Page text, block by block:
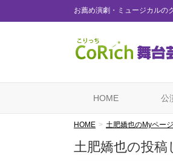
お薦め演劇・ミュージカルの
HOME 公
HOME 土肥嬌也のMyページ
土肥嬌也の投稿